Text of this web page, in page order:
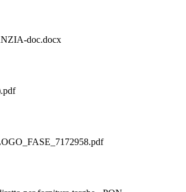
doc.docx